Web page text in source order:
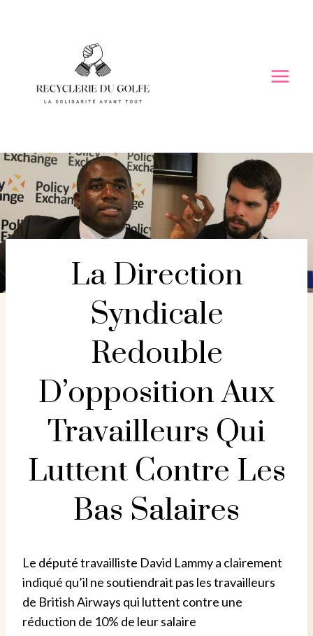
La Direction
Syndicale
Redouble
D’opposition Aux
Travailleurs Qui
Luttent Contre Les
Bas Salaires
Le député travailliste David Lammy a clairement
indiqué qu’il ne soutiendrait pas les travailleurs
de British Airways qui luttent contre une
réduction de 10% de leur salaire